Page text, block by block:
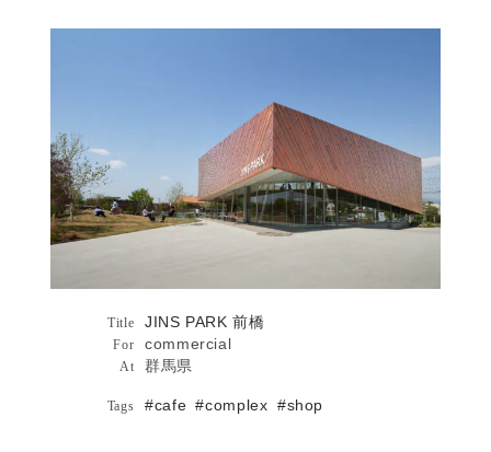
Architecture
Title JINS PARK 前橋
For commercial
At 群馬県
Publications
まち・建築・ビジネス、田中仁の建築ヒ
Tags #cafe #complex #shop